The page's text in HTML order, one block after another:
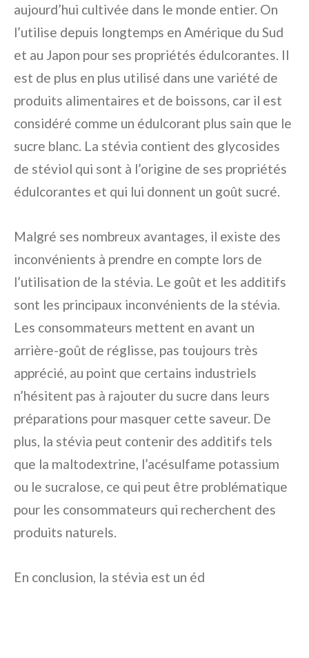
aujourd’hui cultivée dans le monde entier. On
l’utilise depuis longtemps en Amérique du Sud
et au Japon pour ses propriétés édulcorantes. Il
est de plus en plus utilisé dans une variété de
produits alimentaires et de boissons, car il est
considéré comme un édulcorant plus sain que le
sucre blanc. La stévia contient des glycosides
de stéviol qui sont à l’origine de ses propriétés
édulcorantes et qui lui donnent un goût sucré.
Malgré ses nombreux avantages, il existe des
inconvénients à prendre en compte lors de
l’utilisation de la stévia. Le goût et les additifs
sont les principaux inconvénients de la stévia.
Les consommateurs mettent en avant un
arrière-goût de réglisse, pas toujours très
apprécié, au point que certains industriels
n’hésitent pas à rajouter du sucre dans leurs
préparations pour masquer cette saveur. De
plus, la stévia peut contenir des additifs tels
que la maltodextrine, l’acésulfame potassium
ou le sucralose, ce qui peut être problématique
pour les consommateurs qui recherchent des
produits naturels.
En conclusion, la stévia est un éd